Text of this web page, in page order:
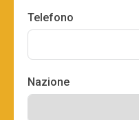
Telefono
Nazione